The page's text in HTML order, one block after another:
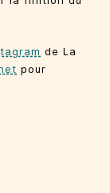
de La
pour